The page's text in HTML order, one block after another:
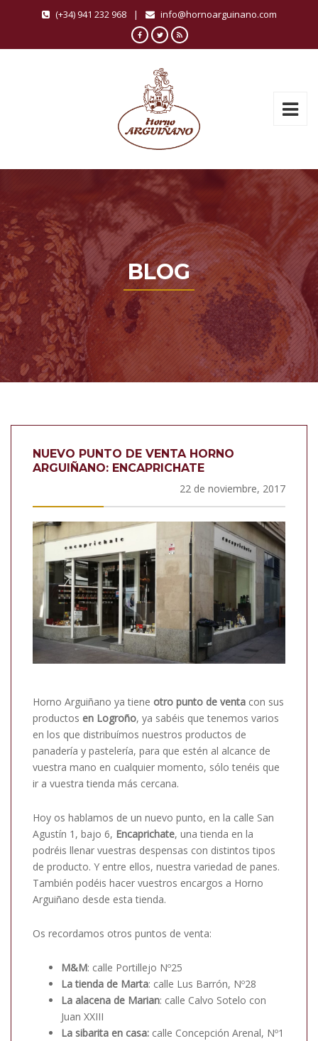
(+34) 941 232 968 | info@hornoarguinano.com
BLOG
NUEVO PUNTO DE VENTA HORNO
ARGUIÑANO: ENCAPRICHATE
22 de noviembre, 2017
Horno Arguiñano ya tiene otro punto de venta con sus
productos en Logroño, ya sabéis que tenemos varios
en los que distribuímos nuestros productos de
panadería y pastelería, para que estén al alcance de
vuestra mano en cualquier momento, sólo tenéis que
ir a vuestra tienda más cercana.
Hoy os hablamos de un nuevo punto, en la calle San
Agustín 1, bajo 6, Encaprichate, una tienda en la
podréis llenar vuestras despensas con distintos tipos
de producto. Y entre ellos, nuestra variedad de panes.
También podéis hacer vuestros encargos a Horno
Arguiñano desde esta tienda.
Os recordamos otros puntos de venta:
M&M: calle Portillejo Nº25
La tienda de Marta: calle Lus Barrón, Nº28
La alacena de Marian: calle Calvo Sotelo con
Juan XXIII
La sibarita en casa: calle Concepción Arenal, Nº1